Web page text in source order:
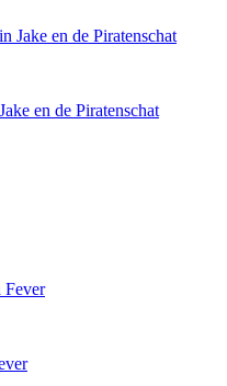
en de Piratenschat